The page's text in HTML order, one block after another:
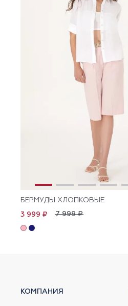
БЕРМУДЫ ХЛОПКОВЫЕ
7 999 ₽
3 999 ₽
КОМПАНИЯ